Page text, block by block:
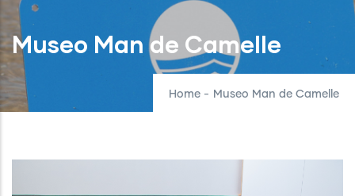
Museo Man de Camelle
Home - Museo Man de Camelle